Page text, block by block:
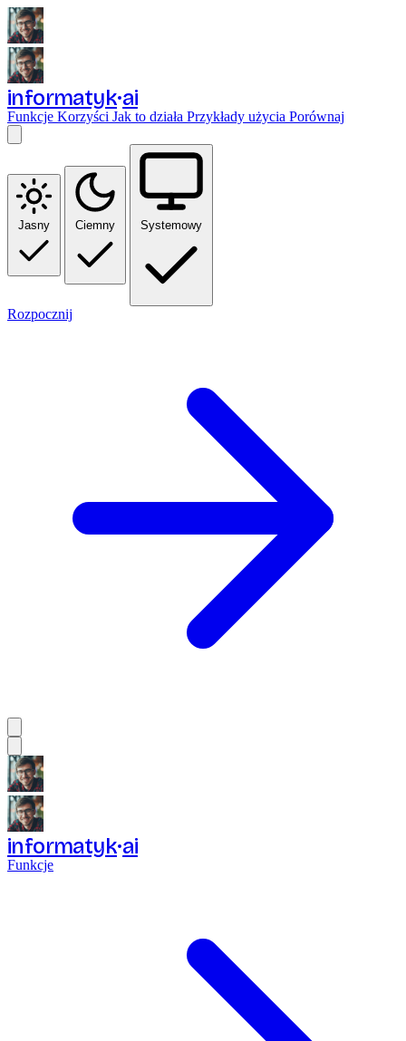
informatyk ai
Funkcje Korzyści Jak to działa Przykłady użycia Porównaj
Jasny Ciemny Systemowy
Rozpocznij
informatyk ai
Funkcje